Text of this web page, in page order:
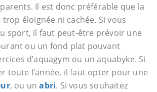
Il est donc préférable que la
éloignée ni cachée. Si vous
sport, il faut peut-être prévoir une
ou un fond plat pouvant
d’aquagym ou un aquabyke. Si
toute l’année, il faut opter pour une
, ou unabri. Si vous souhaitez